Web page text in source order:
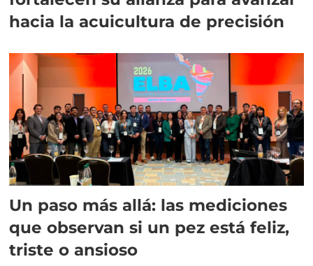
hacia la acuicultura de precisión
Un paso más allá: las mediciones
que observan si un pez está feliz,
triste o ansioso